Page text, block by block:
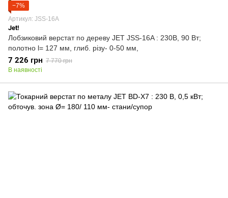
−7%
Артикул: JSS-16A
Jet!
Лобзиковий верстат по дереву JET JSS-16A : 230В, 90 Вт;
полотно l= 127 мм, глиб. різу- 0-50 мм,
7 226 грн 7 770 грн
В наявності